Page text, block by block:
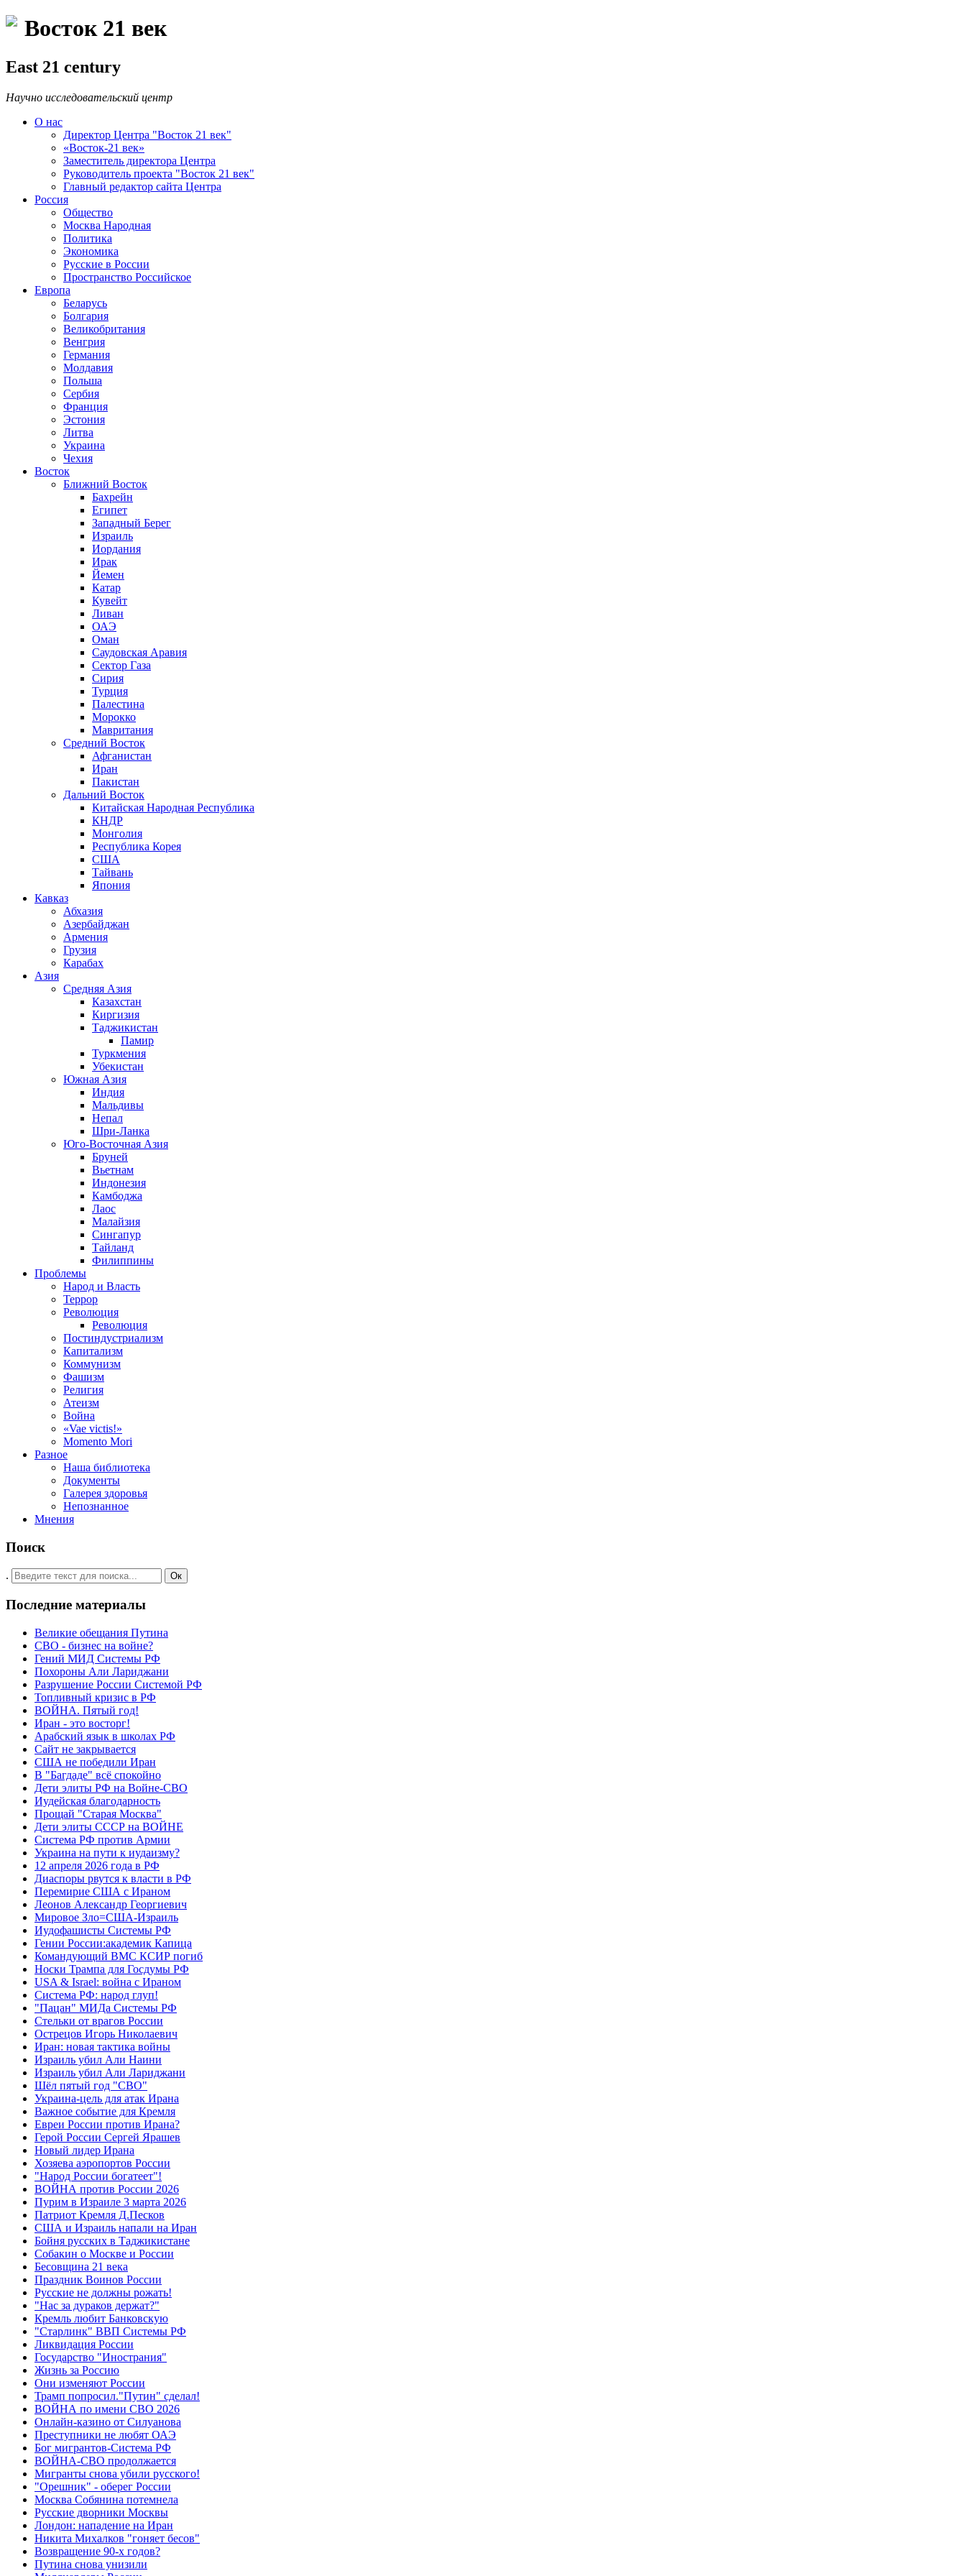
Восток 21 век
East 21 century
Научно исследовательский центр
О нас
Директор Центра "Восток 21 век"
«Восток-21 век»
Заместитель директора Центра
Руководитель проекта "Восток 21 век"
Главный редактор сайта Центра
Россия
Общество
Москва Народная
Политика
Экономика
Русские в России
Пространство Российское
Европа
Беларусь
Болгария
Великобритания
Венгрия
Германия
Молдавия
Польша
Сербия
Франция
Эстония
Литва
Украина
Чехия
Восток
Ближний Восток
Бахрейн
Египет
Западный Берег
Израиль
Иордания
Ирак
Йемен
Катар
Кувейт
Ливан
ОАЭ
Оман
Саудовская Аравия
Сектор Газа
Сирия
Турция
Палестина
Морокко
Мавритания
Средний Восток
Афганистан
Иран
Пакистан
Дальний Восток
Китайская Народная Республика
КНДР
Монголия
Республика Корея
США
Тайвань
Япония
Кавказ
Абхазия
Азербайджан
Армения
Грузия
Карабах
Азия
Средняя Азия
Казахстан
Киргизия
Таджикистан
Памир
Туркмения
Убекистан
Южная Азия
Индия
Мальдивы
Непал
Шри-Ланка
Юго-Восточная Азия
Бруней
Вьетнам
Индонезия
Камбоджа
Лаос
Малайзия
Сингапур
Тайланд
Филиппины
Проблемы
Народ и Власть
Террор
Революция
Революция
Постиндустриализм
Капитализм
Коммунизм
Фашизм
Религия
Атеизм
Война
«Vae victis!»
Momento Mori
Разное
Наша библиотека
Документы
Галерея здоровья
Непознанное
Мнения
Поиск
. Ок
Последние материалы
Великие обещания Путина
СВО - бизнес на войне?
Гений МИД Системы РФ
Похороны Али Лариджани
Разрушение России Системой РФ
Топливный кризис в РФ
ВОЙНА. Пятый год!
Иран - это восторг!
Арабский язык в школах РФ
Сайт не закрывается
США не победили Иран
В "Багдаде" всё спокойно
Дети элиты РФ на Войне-СВО
Иудейская благодарность
Прощай "Старая Москва"
Дети элиты СССР на ВОЙНЕ
Система РФ против Армии
Украина на пути к иудаизму?
12 апреля 2026 года в РФ
Диаспоры рвутся к власти в РФ
Перемирие США с Ираном
Леонов Александр Георгиевич
Мировое Зло=США-Израиль
Иудофашисты Системы РФ
Гении России:академик Капица
Командующий ВМС КСИР погиб
Носки Трампа для Госдумы РФ
USA & Israel: война с Ираном
Система РФ: народ глуп!
"Пацан" МИДа Системы РФ
Стельки от врагов России
Острецов Игорь Николаевич
Иран: новая тактика войны
Израиль убил Али Наини
Израиль убил Али Лариджани
Шёл пятый год "СВО"
Украина-цель для атак Ирана
Важное событие для Кремля
Евреи России против Ирана?
Герой России Сергей Ярашев
Новый лидер Ирана
Хозяева аэропортов России
"Народ России богатеет"!
ВОЙНА против России 2026
Пурим в Израиле 3 марта 2026
Патриот Кремля Д.Песков
США и Израиль напали на Иран
Бойня русских в Таджикистане
Собакин о Москве и России
Бесовщина 21 века
Праздник Воинов России
Русские не должны рожать!
"Нас за дураков держат?"
Кремль любит Банковскую
"Старлинк" ВВП Системы РФ
Ликвидация России
Государство "Инострания"
Жизнь за Россию
Они изменяют России
Трамп попросил."Путин" сделал!
ВОЙНА по имени СВО 2026
Онлайн-казино от Силуанова
Преступники не любят ОАЭ
Бог мигрантов-Система РФ
ВОЙНА-СВО продолжается
Мигранты снова убили русского!
"Орешник" - оберег России
Москва Собянина потемнела
Русские дворники Москвы
Лондон: нападение на Иран
Никита Михалков "гоняет бесов"
Возвращение 90-х годов?
Путина снова унизили